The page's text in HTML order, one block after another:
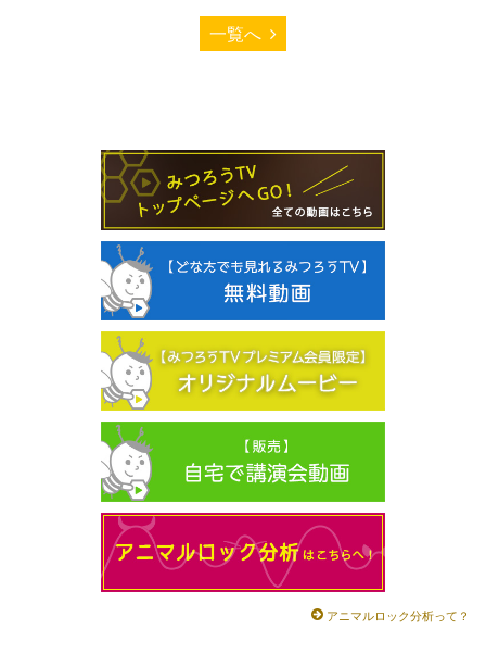
一覧へ
アニマルロック分析って？